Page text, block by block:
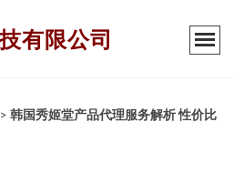
有限公司
> 韩国秀姬堂产品代理服务解析 性价比